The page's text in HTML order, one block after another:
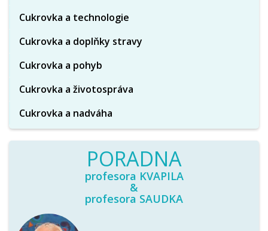
Cukrovka a technologie
Cukrovka a doplňky stravy
Cukrovka a pohyb
Cukrovka a životospráva
Cukrovka a nadváha
PORADNA
profesora KVAPILA
&
profesora SAUDKA